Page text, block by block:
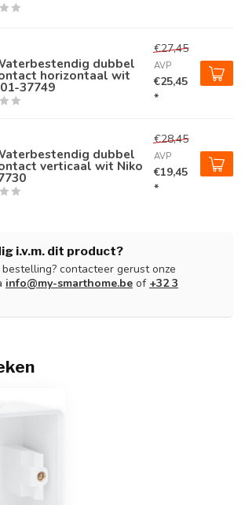
dubbel
horizontaal wit
37749
€27,45
AVP
€25,45
*
dubbel
verticaal wit Niko
€28,45
AVP
€19,45
*
i.v.m. dit product?
contacteer gerust onze
info@my-smarthome.be of +32 3